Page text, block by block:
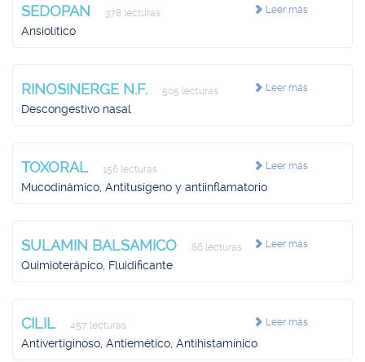
Leer más
SEDOPAN 378 lecturas
Ansiolítico
Leer más
RINOSINERGE N.F. 505 lecturas
Descongestivo nasal
Leer más
TOXORAL 156 lecturas
Mucodinámico, Antitusígeno y antiinflamatorio
Leer más
SULAMIN BALSAMICO 86 lecturas
Quimioterápico, Fluidificante
Leer más
CILIL 457 lecturas
Antivertiginoso, Antiemético, Antihistamínico